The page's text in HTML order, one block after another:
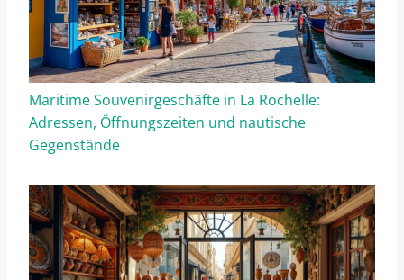
Maritime Souvenirgeschäfte in La Rochelle:
Adressen, Öffnungszeiten und nautische
Gegenstände